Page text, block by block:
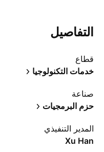
التفاصيل
قطاع
خدمات التكنولوجيا
صناعة
حزم البرمجيات
المدير التنفيذي
Xu Han